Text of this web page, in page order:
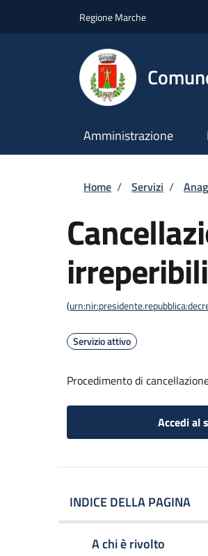
Regione Marche
Amministrazione
Briciole
Home / Servizi /
(
Servizio attivo
Procedimento di
Accedi al
INDICE DELLA PAGINA
A chi è rivolto